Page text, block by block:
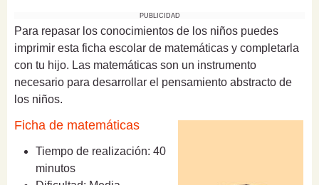
PUBLICIDAD
Para repasar los conocimientos de los niños puedes
imprimir esta ficha escolar de matemáticas y completarla
con tu hijo. Las matemáticas son un instrumento
necesario para desarrollar el pensamiento abstracto de
los niños.
Ficha de matemáticas
Tiempo de realización: 40
minutos